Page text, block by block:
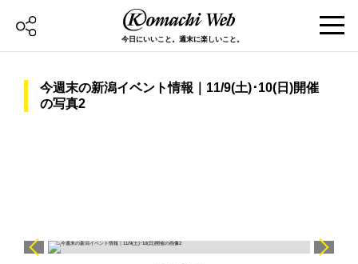
今日にいいこと。週末に楽しいこと。
今週末の新潟イベント情報｜11/9(土)･10(日)開催
の写真2